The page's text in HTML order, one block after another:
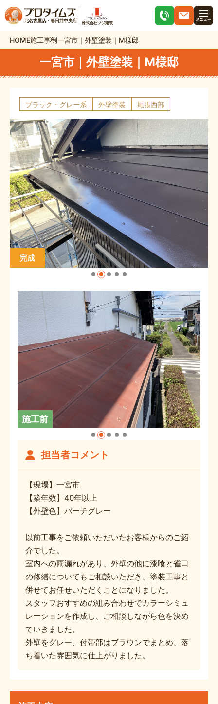
北名古屋店・春日井中央店 株式会社ツジ建装
HOME施工事例一宮市｜外壁塗装｜M様邸
一宮市｜外壁塗装｜M様邸
ブラック・グレー系 外壁塗装 尾張西部
完成
施工前
担当者コメント
【現場】一宮市
【築年数】40年以上
【外壁色】バーチグレー
以前工事をご依頼いただいたお客様からのご紹
介でした。
室内への雨漏れがあり、外壁の他に漆喰と雀口
の修繕についてもご相談いただき、塗装工事と
併せてお任せいただくことになりました。
スタッフおすすめの組み合わせでカラーシミュ
レーションを作成し、ご相談しながら色を決め
ていきました。
外壁をグレー、付帯部はブラウンでまとめ、落
ち着いた雰囲気に仕上がりました。